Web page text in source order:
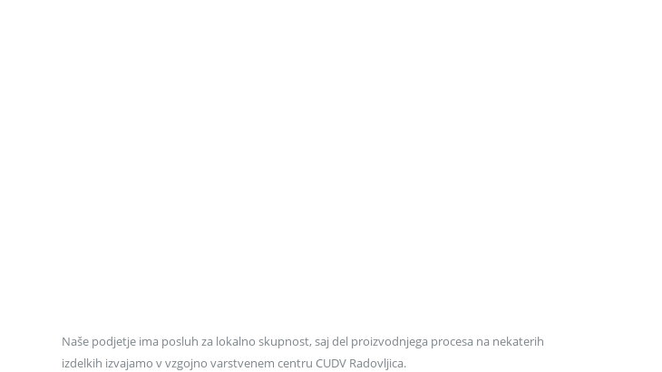
Naše podjetje ima posluh za lokalno skupnost, saj del proizvodnjega procesa na nekaterih
izdelkih izvajamo v vzgojno varstvenem centru CUDV Radovljica.